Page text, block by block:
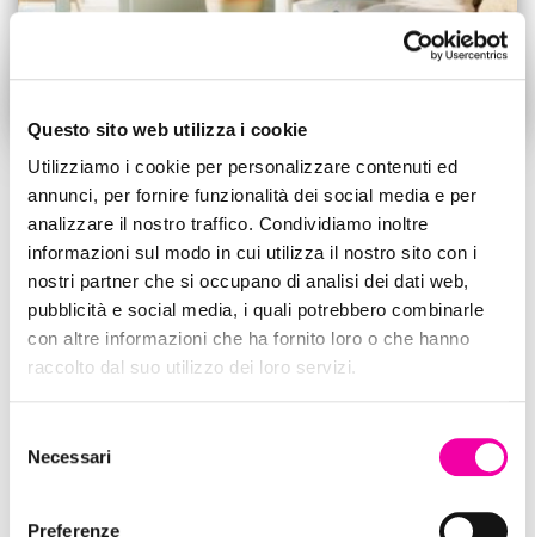
Questo sito web utilizza i cookie
Utilizziamo i cookie per personalizzare contenuti ed
annunci, per fornire funzionalità dei social media e per
analizzare il nostro traffico. Condividiamo inoltre
informazioni sul modo in cui utilizza il nostro sito con i
nostri partner che si occupano di analisi dei dati web,
pubblicità e social media, i quali potrebbero combinarle
con altre informazioni che ha fornito loro o che hanno
raccolto dal suo utilizzo dei loro servizi.
delNecessari
Preferenze
PICCOLE IDEE PER ARREDARE
CASA
Oggi vogli condividere con voi alcune piccole idee per arredare
casa restando al passo con le mode ma creando ambienti
confortevoli e a vostra misura. PRIMA DI INIZIARE … Arredare
Diallisglam,